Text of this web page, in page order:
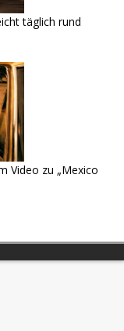
täglich rund
Video zu „Mexico